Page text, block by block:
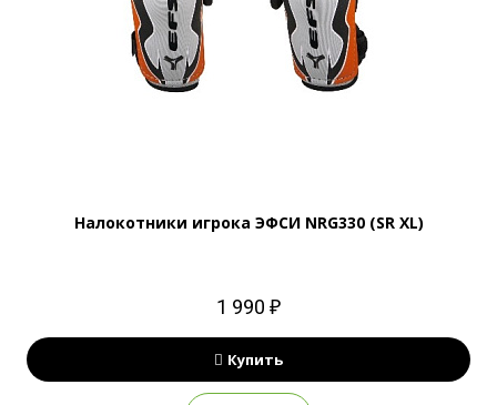
Налокотники игрока ЭФСИ NRG330 (SR XL)
1 990 ₽
Купить